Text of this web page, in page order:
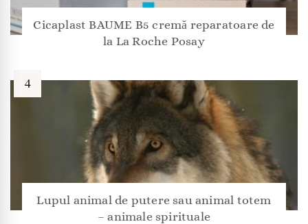
Cicaplast BAUME B5 cremă reparatoare de
la La Roche Posay
Lupul animal de putere sau animal totem
– animale spirituale